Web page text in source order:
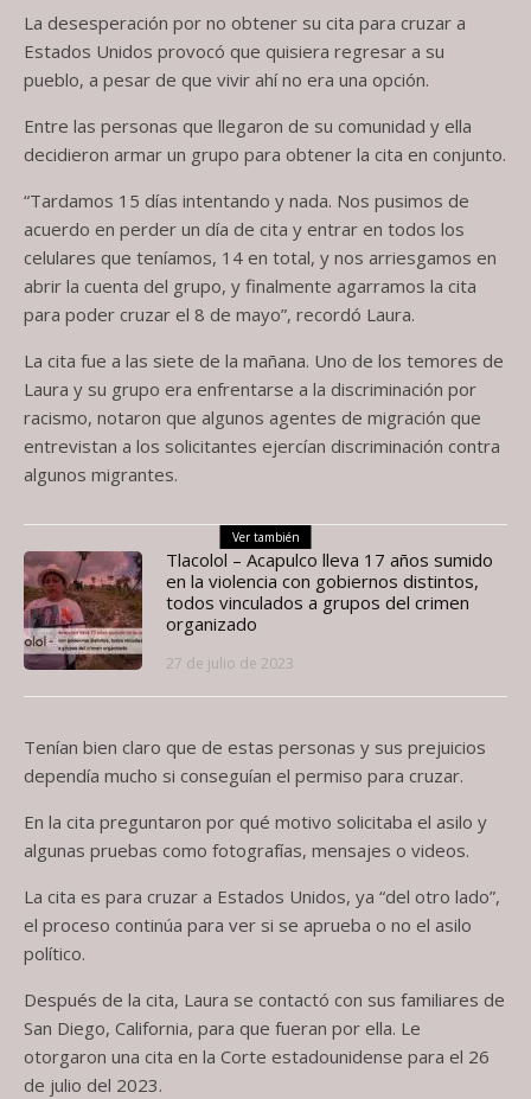
La desesperación por no obtener su cita para cruzar a
Estados Unidos provocó que quisiera regresar a su
pueblo, a pesar de que vivir ahí no era una opción.
Entre las personas que llegaron de su comunidad y ella
decidieron armar un grupo para obtener la cita en conjunto.
“Tardamos 15 días intentando y nada. Nos pusimos de
acuerdo en perder un día de cita y entrar en todos los
celulares que teníamos, 14 en total, y nos arriesgamos en
abrir la cuenta del grupo, y finalmente agarramos la cita
para poder cruzar el 8 de mayo”, recordó Laura.
La cita fue a las siete de la mañana. Uno de los temores de
Laura y su grupo era enfrentarse a la discriminación por
racismo, notaron que algunos agentes de migración que
entrevistan a los solicitantes ejercían discriminación contra
algunos migrantes.
Ver también
Tlacolol – Acapulco lleva 17 años sumido
en la violencia con gobiernos distintos,
todos vinculados a grupos del crimen
organizado
27 de julio de 2023
Tenían bien claro que de estas personas y sus prejuicios
dependía mucho si conseguían el permiso para cruzar.
En la cita preguntaron por qué motivo solicitaba el asilo y
algunas pruebas como fotografías, mensajes o videos.
La cita es para cruzar a Estados Unidos, ya “del otro lado”,
el proceso continúa para ver si se aprueba o no el asilo
político.
Después de la cita, Laura se contactó con sus familiares de
San Diego, California, para que fueran por ella. Le
otorgaron una cita en la Corte estadounidense para el 26
de julio del 2023.